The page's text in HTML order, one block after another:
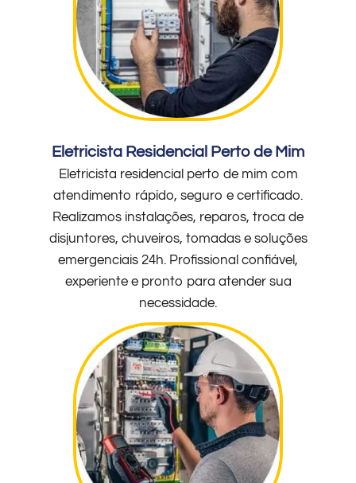
Eletricista Residencial Perto de Mim
Eletricista residencial perto de mim com
atendimento rápido, seguro e certificado.
Realizamos instalações, reparos, troca de
disjuntores, chuveiros, tomadas e soluções
emergenciais 24h. Profissional confiável,
experiente e pronto para atender sua
necessidade.